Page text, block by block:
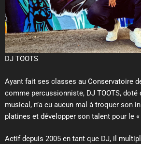
DJ TOOTS
Ayant fait ses classes au Conservatoire
comme percussionniste, DJ TOOTS, doté
musical, n’a eu aucun mal à troquer son
platines et développer son talent pour le
Actif depuis 2005 en tant que DJ, il